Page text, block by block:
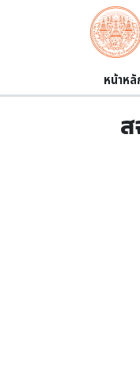
Skip to main content
หน้าหลั